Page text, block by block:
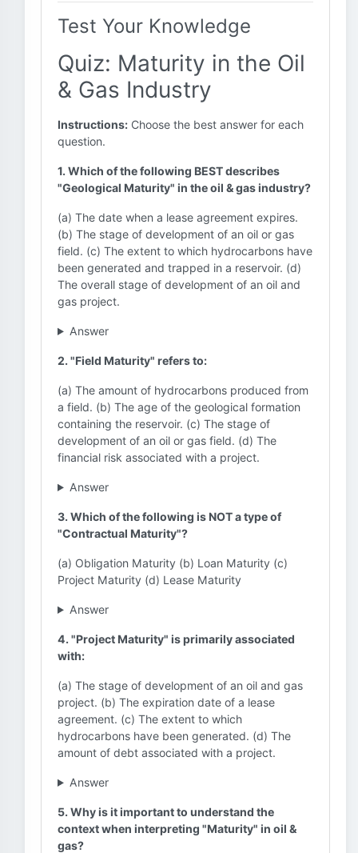
Test Your Knowledge
Quiz: Maturity in the Oil
& Gas Industry
Instructions: Choose the best answer for each
question.
1. Which of the following BEST describes
"Geological Maturity" in the oil & gas industry?
(a) The date when a lease agreement expires.
(b) The stage of development of an oil or gas
field. (c) The extent to which hydrocarbons have
been generated and trapped in a reservoir. (d)
The overall stage of development of an oil and
gas project.
Answer
2. "Field Maturity" refers to:
(a) The amount of hydrocarbons produced from
a field. (b) The age of the geological formation
containing the reservoir. (c) The stage of
development of an oil or gas field. (d) The
financial risk associated with a project.
Answer
3. Which of the following is NOT a type of
"Contractual Maturity"?
(a) Obligation Maturity (b) Loan Maturity (c)
Project Maturity (d) Lease Maturity
Answer
4. "Project Maturity" is primarily associated
with:
(a) The stage of development of an oil and gas
project. (b) The expiration date of a lease
agreement. (c) The extent to which
hydrocarbons have been generated. (d) The
amount of debt associated with a project.
Answer
5. Why is it important to understand the
context when interpreting "Maturity" in oil &
gas?